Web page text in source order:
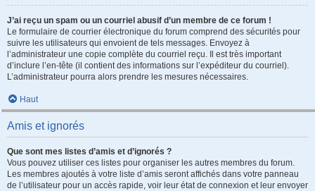
J’ai reçu un spam ou un courriel abusif d’un membre de ce forum !
Le formulaire de courrier électronique du forum comprend des sécurités pour
suivre les utilisateurs qui envoient de tels messages. Envoyez à
l’administrateur une copie complète du courriel reçu. Il est très important
d’inclure l’en-tête (il contient des informations sur l’expéditeur du courriel).
L’administrateur pourra alors prendre les mesures nécessaires.
Haut
Amis et ignorés
Que sont mes listes d’amis et d’ignorés ?
Vous pouvez utiliser ces listes pour organiser les autres membres du forum.
Les membres ajoutés à votre liste d’amis seront affichés dans votre panneau
de l’utilisateur pour un accès rapide, voir leur état de connexion et leur envoyer